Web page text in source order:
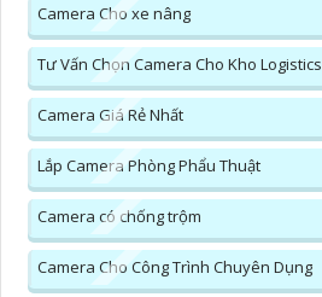
Camera Cho xe nâng
Tư Vấn Chọn Camera Cho Kho Logistics
Camera Giá Rẻ Nhất
Lắp Camera Phòng Phẩu Thuật
Camera có chống trộm
Camera Cho Công Trình Chuyên Dụng